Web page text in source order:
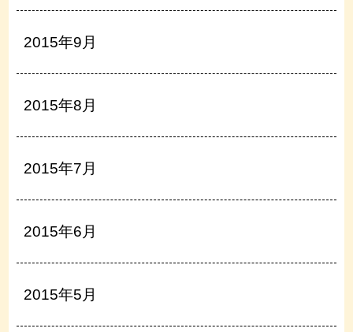
2015年9月
2015年8月
2015年7月
2015年6月
2015年5月